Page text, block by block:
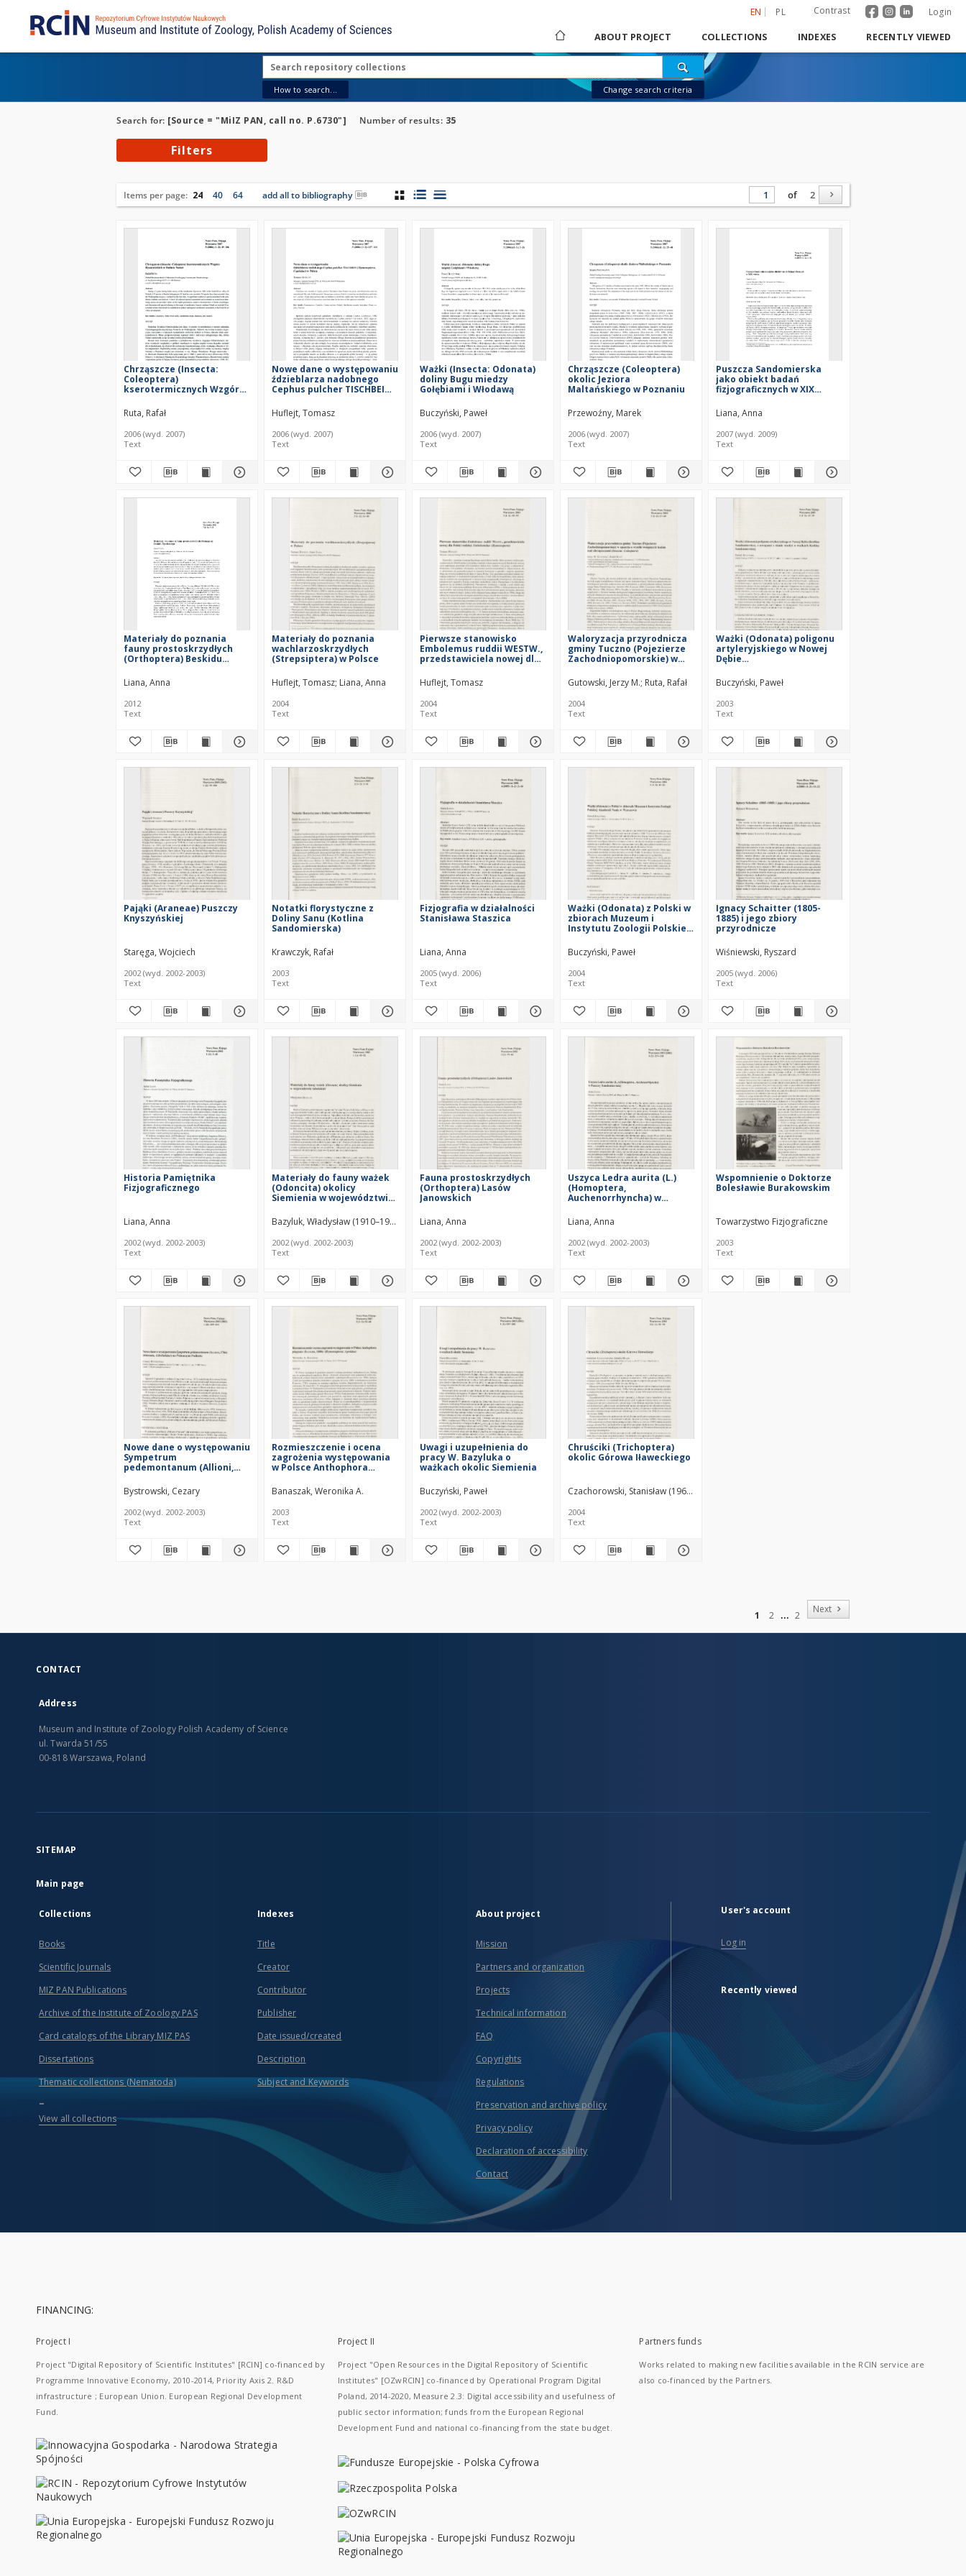
EN PL Contrast Login
ABOUT PROJECT COLLECTIONS INDEXES RECENTLY VIEWED
How to search... Change search criteria
Search for: [Source = "MiIZ PAN, call no. P.6730"] Number of results: 35
Filters
Items per page: 24 40 64 add all to bibliography of 2
Chrząszcze (Insecta:
Coleoptera)
kserotermicznych Wzgórz
Noteci
Ruta, Rafał
2006 (wyd. 2007)
Text
Nowe dane o występowaniu
ździeblarza nadobnego
Cephus pulcher TISCHBEIN
Polsce
Huflejt, Tomasz
2006 (wyd. 2007)
Text
Ważki (Insecta: Odonata)
doliny Bugu miedzy
Gołębiami i Włodawą
Buczyński, Paweł
2006 (wyd. 2007)
Text
Chrząszcze (Coleoptera)
okolic Jeziora
Maltańskiego w Poznaniu
Przewoźny, Marek
2006 (wyd. 2007)
Text
Puszcza Sandomierska
jako obiekt badań
fizjograficznych w XIX
Liana, Anna
2007 (wyd. 2009)
Text
Materiały do poznania
fauny prostoskrzydłych
(Orthoptera) Beskidu
Liana, Anna
2012
Text
Materiały do poznania
wachlarzoskrzydłych
(Strepsiptera) w Polsce
Huflejt, Tomasz Liana, Anna
2004
Text
Pierwsze stanowisko
Embolemus ruddii WESTW.,
przedstawiciela nowej dla
Embolemidae
(Hymenoptera)
Huflejt, Tomasz
2004
Text
Waloryzacja przyrodnicza
gminy Tuczno (Pojezierze
Zachodniopomorskie) w
badań nad chrząszczami
(Insecta: Coleoptera)
Gutowski, Jerzy M. Ruta, Rafał
2004
Text
Ważki (Odonata) poligonu
artyleryjskiego w Nowej
Dębie
uwagami o stanie wiedzy o
ważkach Kotliny
Sandomierskie
Buczyński, Paweł
2003
Text
Pająki (Araneae) Puszczy
Knyszyńskiej
Staręga, Wojciech
2002 (wyd. 2002-2003)
Text
Notatki florystyczne z
Doliny Sanu (Kotlina
Sandomierska)
Krawczyk, Rafał
2003
Text
Fizjografia w działalności
Stanisława Staszica
Liana, Anna
2005 (wyd. 2006)
Text
Ważki (Odonata) z Polski w
zbiorach Muzeum i
Instytutu Zoologii Polskiej
Warszawie
Buczyński, Paweł
2004
Text
Ignacy Schaitter (1805-
1885) i jego zbiory
przyrodnicze
Wiśniewski, Ryszard
2005 (wyd. 2006)
Text
Historia Pamiętnika
Fizjograficznego
Liana, Anna
2002 (wyd. 2002-2003)
Text
Materiały do fauny ważek
(Odoncita) okolicy
Siemienia w województwie
Bazyluk, Władysław (1910–1988)
2002 (wyd. 2002-2003)
Text
Fauna prostoskrzydłych
(Orthoptera) Lasów
Janowskich
Liana, Anna
2002 (wyd. 2002-2003)
Text
Uszyca Ledra aurita (L.)
(Homoptera,
Auchenorrhyncha) w
Liana, Anna
2002 (wyd. 2002-2003)
Text
Wspomnienie o Doktorze
Bolesławie Burakowskim
Towarzystwo Fizjograficzne
2003
Text
Nowe dane o występowaniu
Sympetrum
pedemontanum (Allioni,
Libellulidae) na Północnym
Podlasiu
Bystrowski, Cezary
2002 (wyd. 2002-2003)
Text
Rozmieszczenie i ocena
zagrożenia występowania
w Polsce Anthophora
(Hymenoptera, Apoidea)
Banaszak, Weronika A.
2003
Text
Uwagi i uzupełnienia do
pracy W. Bazyluka o
ważkach okolic Siemienia
Buczyński, Paweł
2002 (wyd. 2002-2003)
Text
Chruściki (Trichoptera)
okolic Górowa Iławeckiego
Czachorowski, Stanisław (1963– )
2004
Text
1 2
2
Next
CONTACT
Address
Museum and Institute of Zoology Polish Academy of Science
ul. Twarda 51/55
00-818 Warszawa, Poland
SITEMAP
Main page
Collections
Books
Scientific Journals
MIZ PAN Publications
Archive of the Institute of Zoology PAS
Card catalogs of the Library MIZ PAS
Dissertations
Thematic collections (Nematoda)
...
View all collections
Indexes
Title
Creator
Contributor
Publisher
Date issued/created
Description
Subject and Keywords
About project
Mission
Partners and organization
Projects
Technical information
FAQ
Copyrights
Regulations
Preservation and archive policy
Privacy policy
Declaration of accessibility
Contact
User's account
Log in
Recently viewed
FINANCING:
Project I
Project "Digital Repository of Scientific Institutes" [RCIN] co-financed by
Programme Innovative Economy, 2010-2014, Priority Axis 2. R&D
infrastructure ; European Union. European Regional Development
Fund.
Project II
Project "Open Resources in the Digital Repository of Scientific
Institutes" [OZwRCIN] co-financed by Operational Program Digital
Poland, 2014-2020, Measure 2.3: Digital accessibility and usefulness of
public sector information; funds from the European Regional
Development Fund and national co-financing from the state budget.
Partners funds
Works related to making new facilities available in the RCIN service are
also co-financed by the Partners.